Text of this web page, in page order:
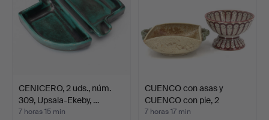
CENICERO, 2 uds., núm.
309, Upsala-Ekeby, …
7 horas 15 min
CUENCO con asas y
CUENCO con pie, 2
piezas…
7 horas 17 min